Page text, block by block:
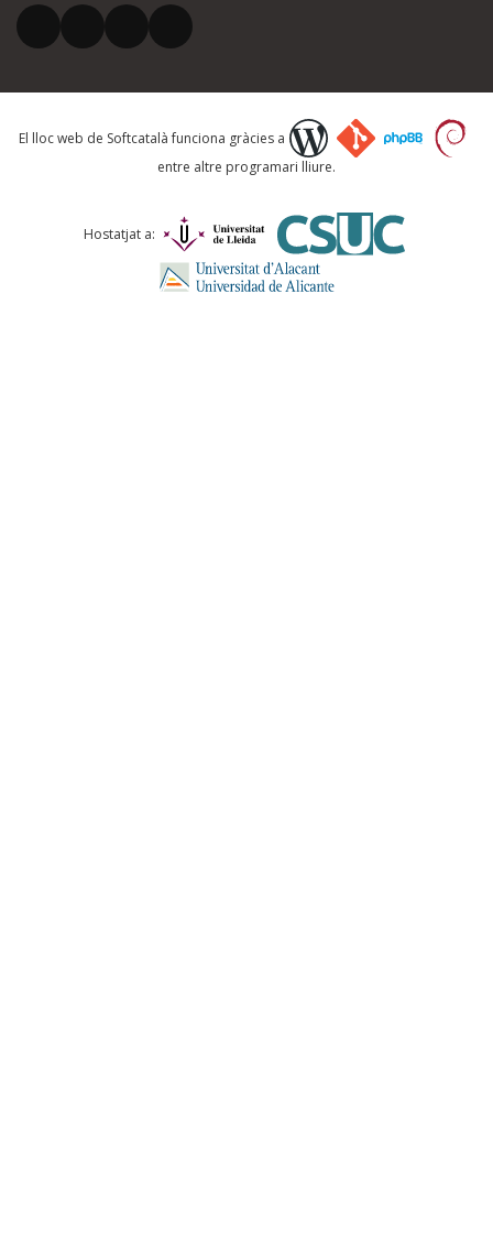
El vostre correu electrònic *
Què proposeu?
Comentari *
El lloc web de Softcatalà funciona gràcies a
entre altre programari lliure.
Hostatjat a: